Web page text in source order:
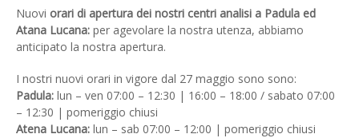
Nuovi orari di apertura dei nostri centri analisi a Padula ed
Atana Lucana: per agevolare la nostra utenza, abbiamo
anticipato la nostra apertura.
I nostri nuovi orari in vigore dal 27 maggio sono sono:
Padula: lun – ven 07:00 – 12:30 | 16:00 – 18:00 / sabato 07:00
– 12:30 | pomeriggio chiusi
Atena Lucana: lun – sab 07:00 – 12:00 | pomeriggio chiusi